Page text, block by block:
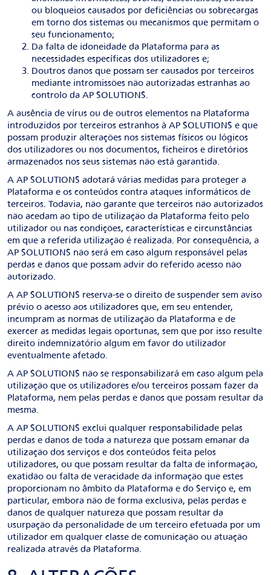
ou bloqueios causados por deficiências ou sobrecargas
em torno dos sistemas ou mecanismos que permitam o
seu funcionamento;
Da falta de idoneidade da Plataforma para as
necessidades específicas dos utilizadores e;
Doutros danos que possam ser causados por terceiros
mediante intromissões não autorizadas estranhas ao
controlo da AP SOLUTIONS.
A ausência de vírus ou de outros elementos na Plataforma
introduzidos por terceiros estranhos à AP SOLUTIONS e que
possam produzir alterações nos sistemas físicos ou lógicos
dos utilizadores ou nos documentos, ficheiros e diretórios
armazenados nos seus sistemas não está garantida.
A AP SOLUTIONS adotará várias medidas para proteger a
Plataforma e os conteúdos contra ataques informáticos de
terceiros. Todavia, não garante que terceiros não autorizados
não acedam ao tipo de utilização da Plataforma feito pelo
utilizador ou nas condições, características e circunstâncias
em que a referida utilização é realizada. Por consequência, a
AP SOLUTIONS não será em caso algum responsável pelas
perdas e danos que possam advir do referido acesso não
autorizado.
A AP SOLUTIONS reserva-se o direito de suspender sem aviso
prévio o acesso aos utilizadores que, em seu entender,
incumpram as normas de utilização da Plataforma e de
exercer as medidas legais oportunas, sem que por isso resulte
direito indemnizatório algum em favor do utilizador
eventualmente afetado.
A AP SOLUTIONS não se responsabilizará em caso algum pela
utilização que os utilizadores e/ou terceiros possam fazer da
Plataforma, nem pelas perdas e danos que possam resultar da
mesma.
A AP SOLUTIONS exclui qualquer responsabilidade pelas
perdas e danos de toda a natureza que possam emanar da
utilização dos serviços e dos conteúdos feita pelos
utilizadores, ou que possam resultar da falta de informação,
exatidão ou falta de veracidade da informação que estes
proporcionam no âmbito da Plataforma e do Serviço e, em
particular, embora não de forma exclusiva, pelas perdas e
danos de qualquer natureza que possam resultar da
usurpação da personalidade de um terceiro efetuada por um
utilizador em qualquer classe de comunicação ou atuação
realizada através da Plataforma.